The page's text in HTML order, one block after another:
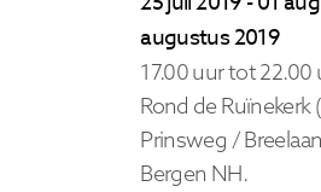
augustus 2019
17.00 uur tot 22.00
Rond de Ruïnekerk
Prinsweg /
Bergen NH.